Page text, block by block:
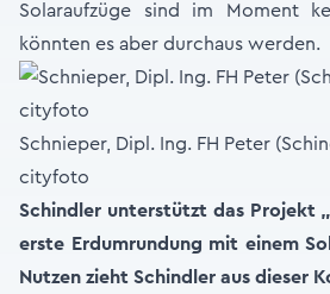
Solaraufzüge sind im Moment
könnten es aber durchaus werden.
Schnieper, Dipl. Ing. FH Peter
cityfoto
Schindler unterstützt das Projekt
erste Erdumrundung mit einem
Nutzen zieht Schindler aus dieser